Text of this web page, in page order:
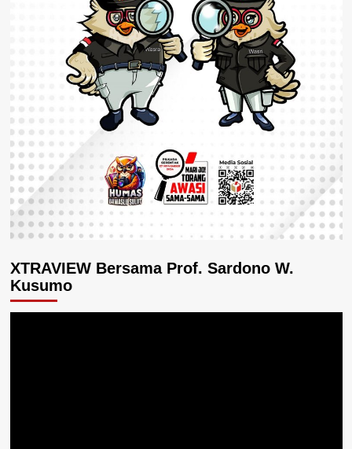
XTRAVIEW Bersama Prof. Sardono W.
Kusumo